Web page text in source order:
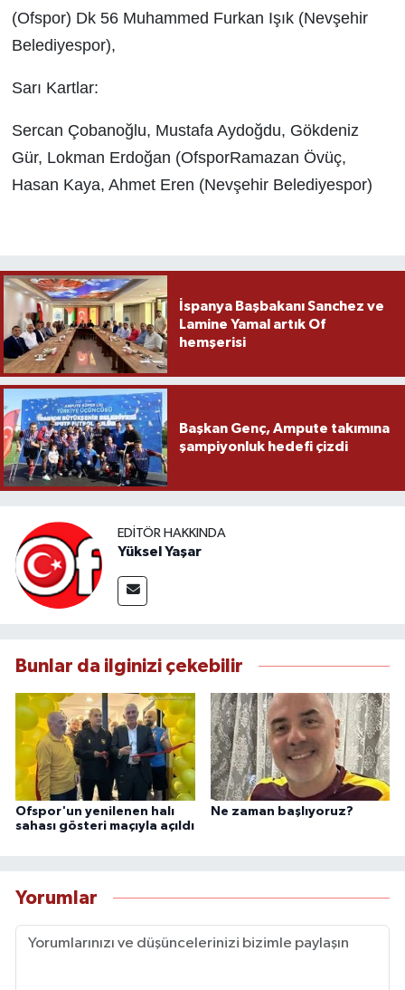
(Ofspor) Dk 56 Muhammed Furkan Işık (Nevşehir
Belediyespor),
Sarı Kartlar:
Sercan Çobanoğlu, Mustafa Aydoğdu, Gökdeniz
Gür, Lokman Erdoğan (OfsporRamazan Övüç,
Hasan Kaya, Ahmet Eren (Nevşehir Belediyespor)
İspanya Başbakanı Sanchez ve
Lamine Yamal artık Of
hemşerisi
Başkan Genç, Ampute takımına
şampiyonluk hedefi çizdi
EDITÖR HAKKINDA
Yüksel Yaşar
Bunlar da ilginizi çekebilir
Ofspor'un yenilenen halı
sahası gösteri maçıyla açıldı
Ne zaman başlıyoruz?
Yorumlar